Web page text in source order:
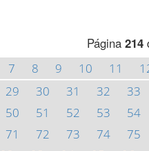
Página 214
7 8 9 10 11
29 30 31 32 33
50 51 52 53 54
71 72 73 74 75